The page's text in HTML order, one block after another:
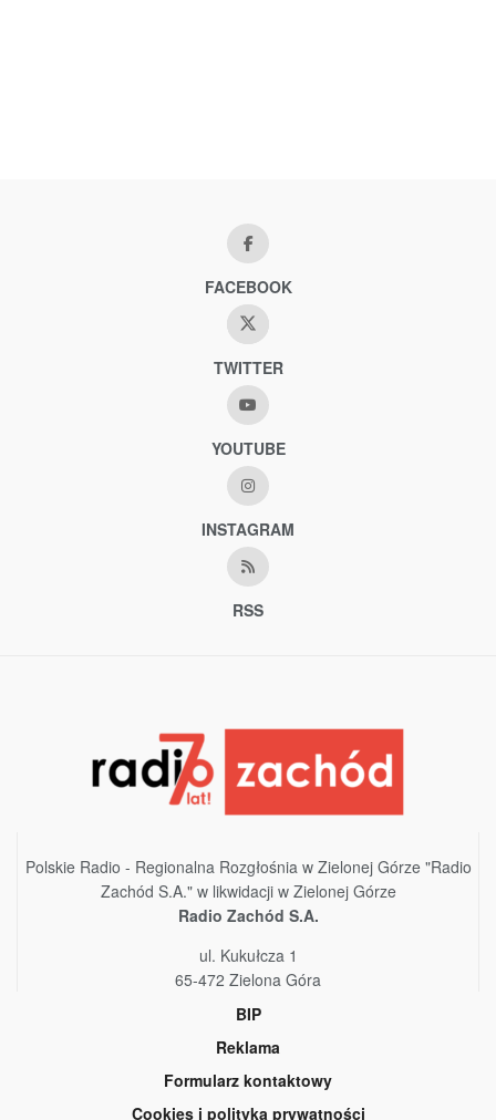
FACEBOOK
TWITTER
YOUTUBE
INSTAGRAM
RSS
Polskie Radio - Regionalna Rozgłośnia w Zielonej Górze "Radio
Zachód S.A." w likwidacji w Zielonej Górze
Radio Zachód S.A.
ul. Kukułcza 1
65-472 Zielona Góra
BIP
Reklama
Formularz kontaktowy
Cookies i polityka prywatności